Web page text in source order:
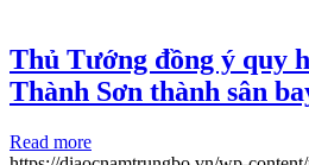
Thủ Tướng đồng ý quy
Thành Sơn thành sân
Read more